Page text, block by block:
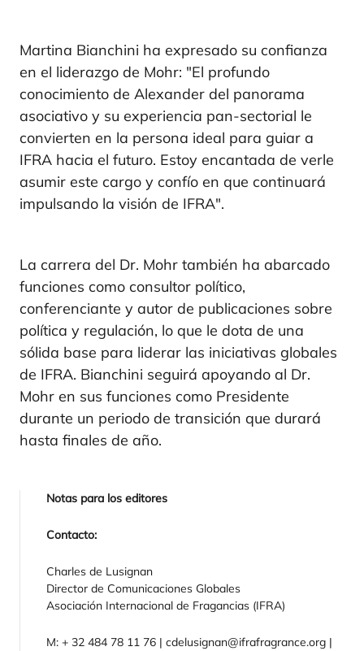
Martina Bianchini ha expresado su confianza
en el liderazgo de Mohr: "El profundo
conocimiento de Alexander del panorama
asociativo y su experiencia pan-sectorial le
convierten en la persona ideal para guiar a
IFRA hacia el futuro. Estoy encantada de verle
asumir este cargo y confío en que continuará
impulsando la visión de IFRA".
La carrera del Dr. Mohr también ha abarcado
funciones como consultor político,
conferenciante y autor de publicaciones sobre
política y regulación, lo que le dota de una
sólida base para liderar las iniciativas globales
de IFRA. Bianchini seguirá apoyando al Dr.
Mohr en sus funciones como Presidente
durante un periodo de transición que durará
hasta finales de año.
Notas para los editores
Contacto:
Charles de Lusignan
Director de Comunicaciones Globales
Asociación Internacional de Fragancias (IFRA)
M: + 32 484 78 11 76 | cdelusignan@ifrafragrance.org |